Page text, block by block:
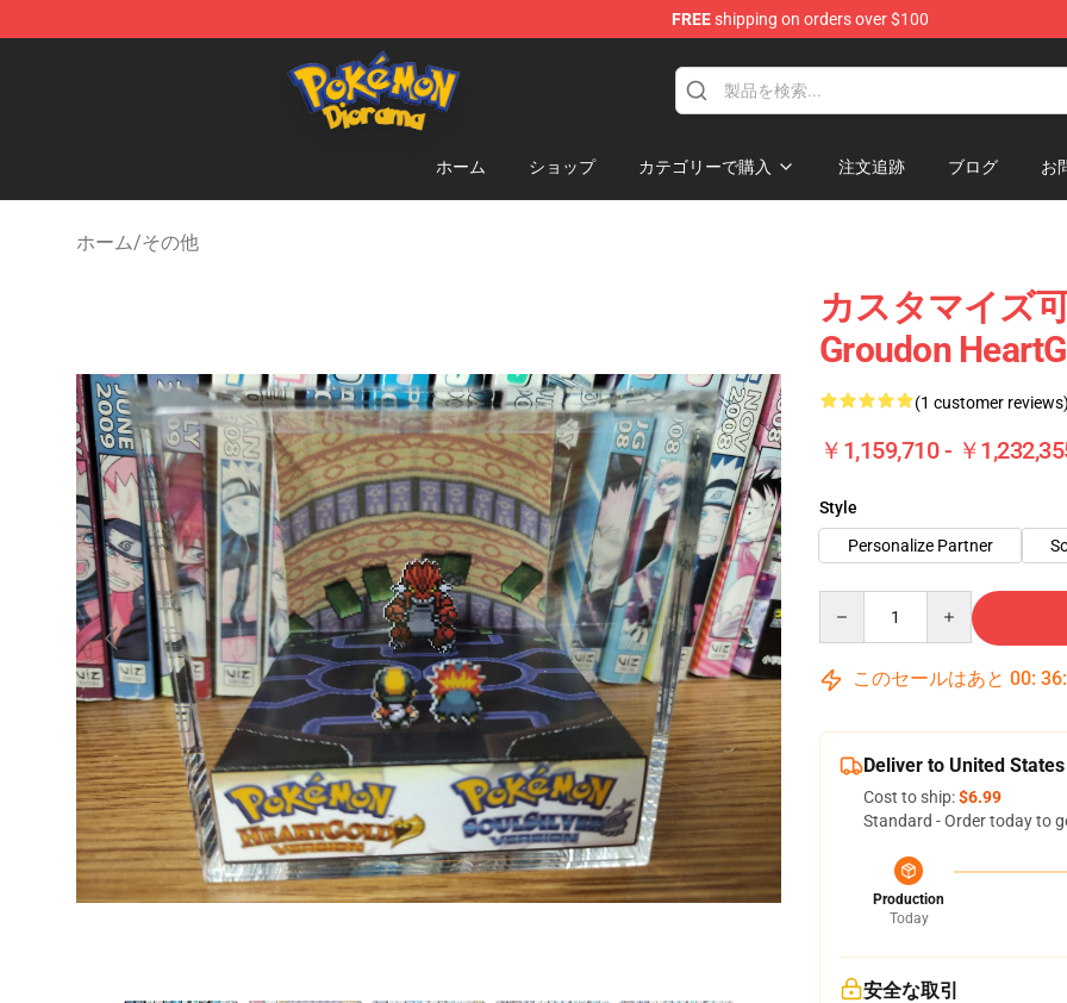
FREEshipping on orders over $100
Pokemon Diorama Shop - The Best Store of Pokemon Diorama
ホーム ショップ カテゴリーで購入 注文追跡 ブログ お
ホーム/その他
カスタマイズ
Groudon
(1 customer reviews)
￥1,159,710 - ￥
Style
Personalize Partner
このセールはあと 00: 36:
Deliver to United States
Cost to ship:$6.99
Standard - Order today to
Production
Today
安全な取引